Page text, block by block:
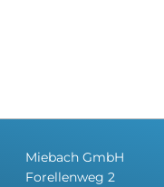
Miebach GmbH
Forellenweg 2